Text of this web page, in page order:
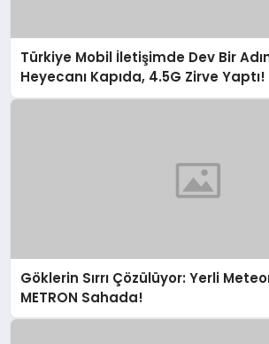
Türkiye Mobil İletişimde Dev Bir
Heyecanı Kapıda, 4.5G Zirve Yaptı!
Göklerin Sırrı Çözülüyor: Yerli
METRON Sahada!